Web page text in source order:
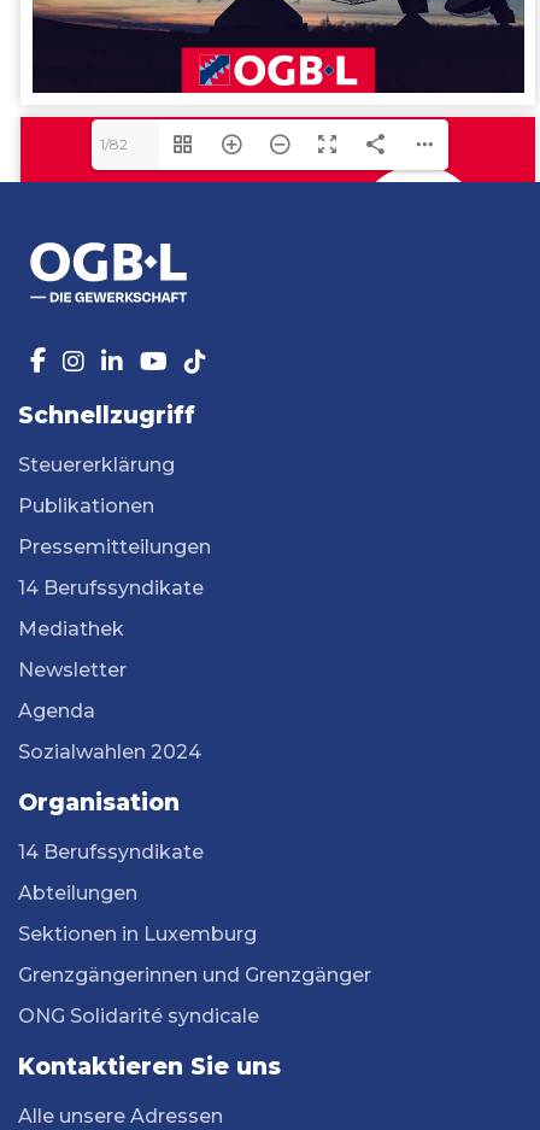
1/82
Schnellzugriff
Steuererklärung
Publikationen
Pressemitteilungen
14 Berufssyndikate
Mediathek
Newsletter
Agenda
Sozialwahlen 2024
Organisation
14 Berufssyndikate
Abteilungen
Sektionen in Luxemburg
Grenzgängerinnen und Grenzgänger
ONG Solidarité syndicale
Kontaktieren Sie uns
Alle unsere Adressen